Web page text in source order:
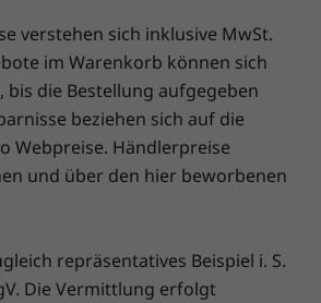
ihr Akku drei Jahre lang versichert.
noch besser: Auch im Falle eines
sind Sie abgesichert, falls es doch
geben sollte. Verbessern Sie Ihr
indem Sie auf einen Vor-Ort-
Lenovo vereint Notebook-
Versicherungsschutz in einem
verstehen sich inklusive MwSt.
im Warenkorb können sich
bis die Bestellung aufgegeben
beziehen sich auf die
Webpreise. Händlerpreise
und über den hier beworbenen
repräsentatives Beispiel i. S.
Die Vermittlung erfolgt